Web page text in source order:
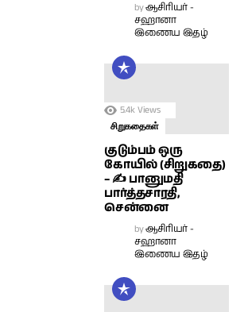
byஆசிரியர் -
சஹானா
இணைய இதழ்
5.4k Views
சிறுகதைகள்
குடும்பம் ஒரு
கோயில் (சிறுகதை)
– ✍ பானுமதி
பார்த்தசாரதி,
சென்னை
byஆசிரியர் -
சஹானா
இணைய இதழ்